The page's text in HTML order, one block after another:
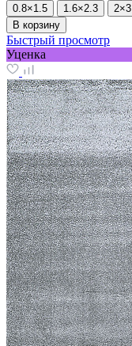
0.8×1.5 1.6×2.3 2×3
В корзину
Быстрый просмотр
Уценка